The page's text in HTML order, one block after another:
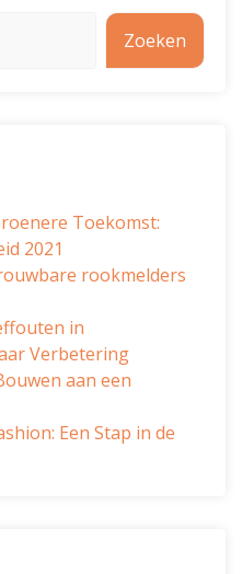
Zoeken
Toekomst:
2021
rookmelders
in
Verbetering
aan een
Een Stap in de